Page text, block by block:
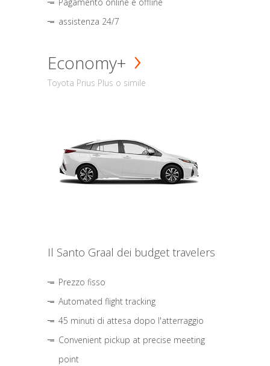
assistenza 24/7
Economy+
Toyota Prius Plus o simile
Il Santo Graal dei budget travelers
Prezzo fisso
Automated flight tracking
45 minuti di attesa dopo l'atterraggio
Convenient pickup at precise meeting
point